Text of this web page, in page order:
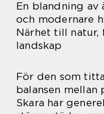
En blandning av
och modernare
Närhet till
landskap
För den som
balansen
Skara har